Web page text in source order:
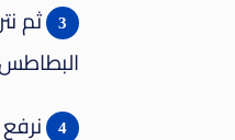
البطاطس